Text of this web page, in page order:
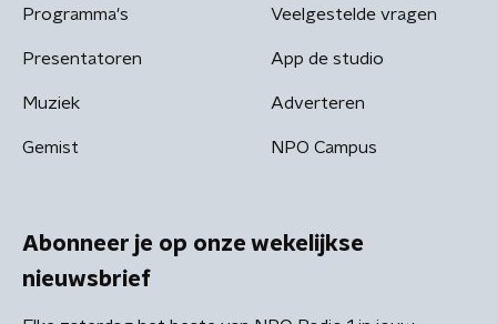
Programma's
Presentatoren
Muziek
Gemist
Veelgestelde vragen
App de studio
Adverteren
NPO Campus
Abonneer je op onze wekelijkse
nieuwsbrief